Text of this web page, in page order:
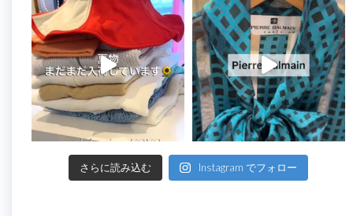
さらに読み込む Instagram でフォロー